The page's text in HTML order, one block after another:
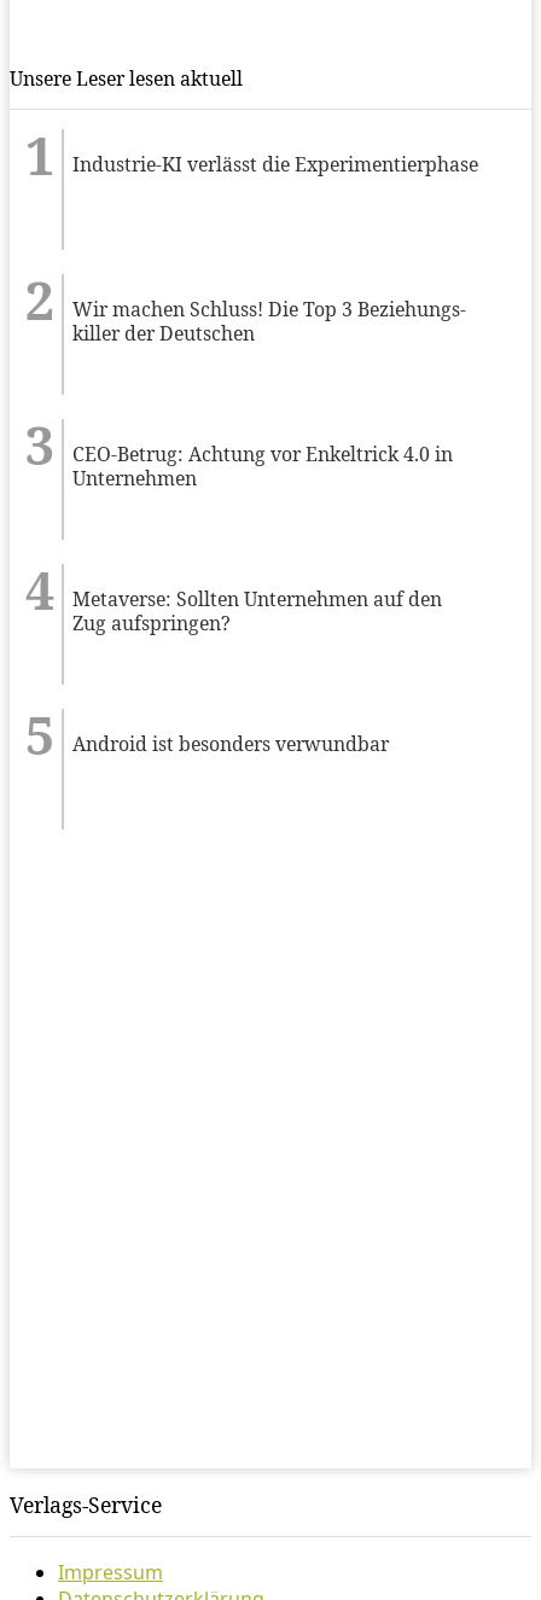
Unsere Leser lesen aktuell
Industrie-KI verlässt die Experimentierphase
Wir machen Schluss! Die Top 3 Beziehungs-
killer der Deutschen
CEO-Betrug: Achtung vor Enkeltrick 4.0 in
Unternehmen
Metaverse: Sollten Unternehmen auf den
Zug aufspringen?
Android ist besonders verwundbar
Verlags-Service
Impressum